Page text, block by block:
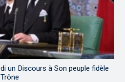
un Discours à Son peuple fidèle